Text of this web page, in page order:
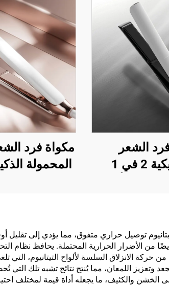
الشعر
السيراميكية 2 في 1
مكواة فرد
المحمولة
توصيل حراري متفوق، مما يؤدي إلى تقليل
من الأضرار الحرارية المحتملة. يحافظ نظام
الانزلاق السلسة لألواح التيتانيوم، التي
اللمعان، مما يُنتج نتائج تشبه تلك التي
الخشن والكثيف، ما يجعله أداة قيمة لمختلف